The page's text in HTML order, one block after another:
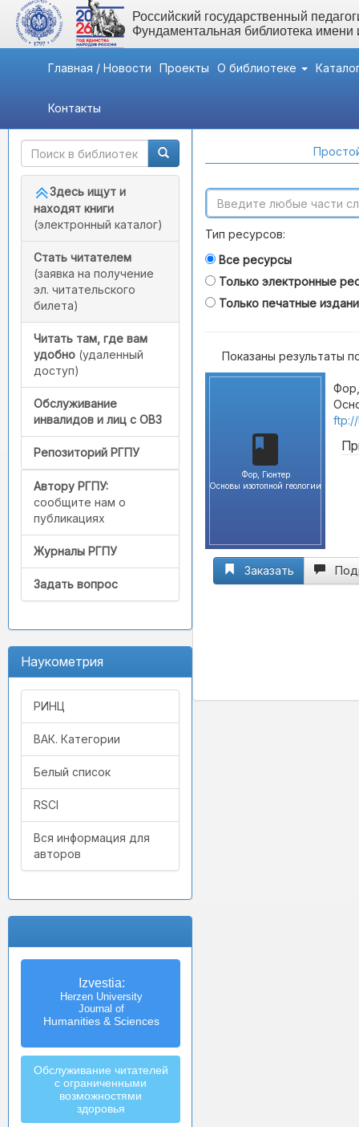
Российский государственный
Фундаментальная библиотека
Главная / Новости Проекты О библиотеке
Контакты
Быстрый доступ
Здесь ищут и
находят книги
(электронный каталог)
Стать читателем
(заявка на получение
эл. читательского
билета)
Читать там, где вам
удобно (удаленный
доступ)
Обслуживание
инвалидов и лиц с ОВЗ
Репозиторий РГПУ
Автору РГПУ:
сообщите нам о
публикациях
Журналы РГПУ
Задать вопрос
Наукометрия
РИНЦ
ВАК. Категории
Белый список
RSCI
Вся информация для
авторов
Izvestia:
Herzen University
Journal of
Humanities & Sciences
Обслуживание читателей
с ограниченными
возможностями
здоровья
Тип ресурсов:
Все ресурсы
Только электронные
Только печатные
Показаны результаты
Фор, Гюнтер
Основы изотопной геологии
Заказать